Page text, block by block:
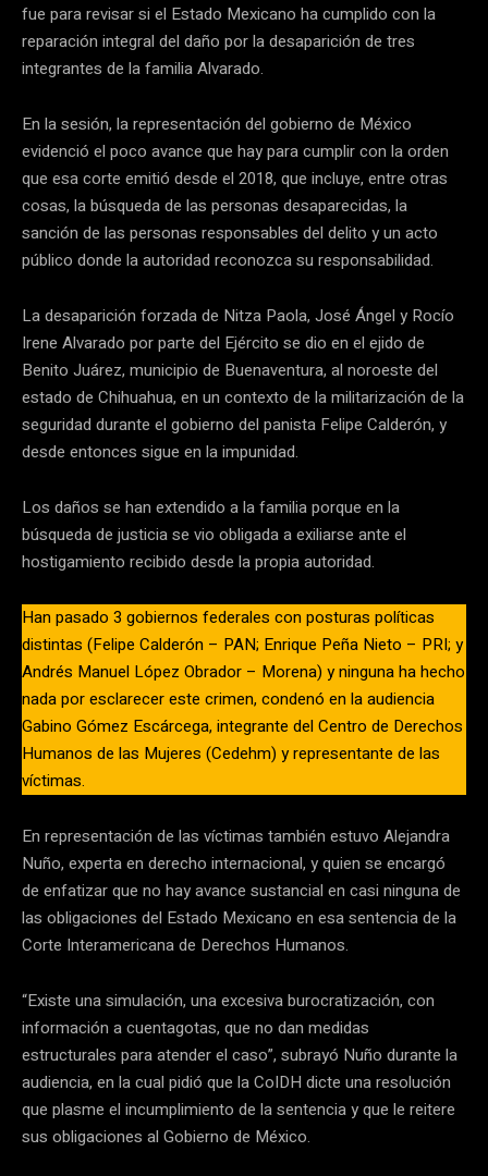
fue para revisar si el Estado Mexicano ha cumplido con la
reparación integral del daño por la desaparición de tres
integrantes de la familia Alvarado.
En la sesión, la representación del gobierno de México
evidenció el poco avance que hay para cumplir con la orden
que esa corte emitió desde el 2018, que incluye, entre otras
cosas, la búsqueda de las personas desaparecidas, la
sanción de las personas responsables del delito y un acto
público donde la autoridad reconozca su responsabilidad.
La desaparición forzada de Nitza Paola, José Ángel y Rocío
Irene Alvarado por parte del Ejército se dio en el ejido de
Benito Juárez, municipio de Buenaventura, al noroeste del
estado de Chihuahua, en un contexto de la militarización de la
seguridad durante el gobierno del panista Felipe Calderón, y
desde entonces sigue en la impunidad.
Los daños se han extendido a la familia porque en la
búsqueda de justicia se vio obligada a exiliarse ante el
hostigamiento recibido desde la propia autoridad.
Han pasado 3 gobiernos federales con posturas políticas
distintas (Felipe Calderón – PAN; Enrique Peña Nieto – PRI; y
Andrés Manuel López Obrador – Morena) y ninguna ha hecho
nada por esclarecer este crimen, condenó en la audiencia
Gabino Gómez Escárcega, integrante del Centro de Derechos
Humanos de las Mujeres (Cedehm) y representante de las
víctimas.
En representación de las víctimas también estuvo Alejandra
Nuño, experta en derecho internacional, y quien se encargó
de enfatizar que no hay avance sustancial en casi ninguna de
las obligaciones del Estado Mexicano en esa sentencia de la
Corte Interamericana de Derechos Humanos.
“Existe una simulación, una excesiva burocratización, con
información a cuentagotas, que no dan medidas
estructurales para atender el caso”, subrayó Nuño durante la
audiencia, en la cual pidió que la CoIDH dicte una resolución
que plasme el incumplimiento de la sentencia y que le reitere
sus obligaciones al Gobierno de México.